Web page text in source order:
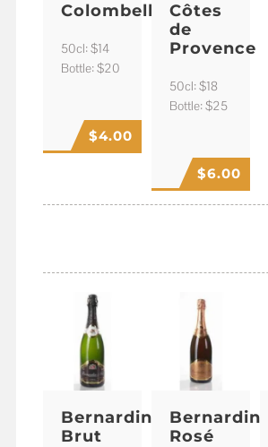
Colombelle
50cl: $14
Bottle: $20
$4.00
Côtes
de
Provence
50cl: $18
Bottle: $25
$6.00
Bernardin
Brut
Bernardin
Rosé